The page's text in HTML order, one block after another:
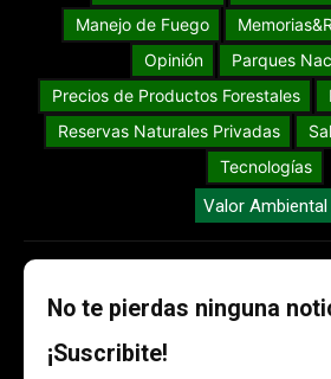
Manejo de Fuego
Opinión
Parques
Precios de Productos Forestales
Reservas Naturales Privadas
Tecnologías
Valor Ambiental
No te pierdas ninguna
¡Suscribite!